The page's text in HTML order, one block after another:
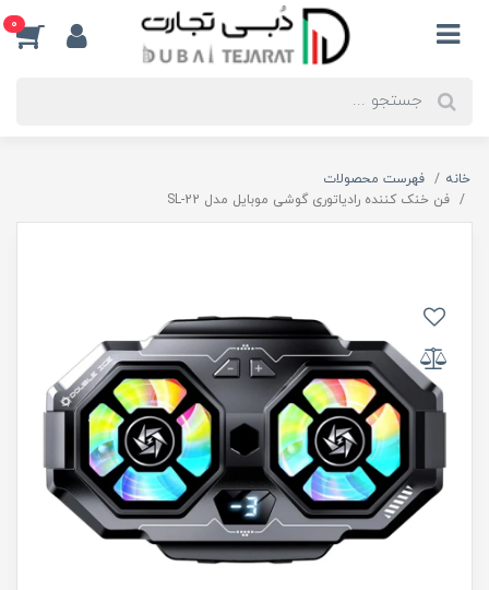
0
خانه
فهرست محصولات
فن خنک کننده رادیاتوری گوشی موبایل مدل SL-22